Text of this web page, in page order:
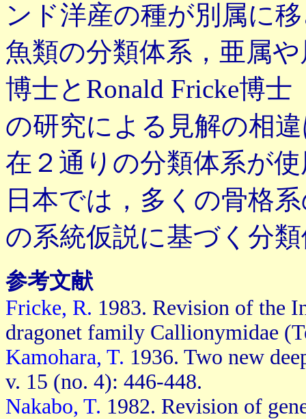
ンド洋産の種が別属に
魚類の分類体系，亜属
博士とRonald Fricke博
の研究による見解の相
在２通りの分類体系が
日本では，多くの骨格
の系統仮説に基づく分
参考文献
Fricke, R. 1983. Revision of the
dragonet family Callionymidae
Kamohara, T. 1936. Two new
v. 15 (no. 4): 446-448.
Nakabo, T. 1982. Revision of